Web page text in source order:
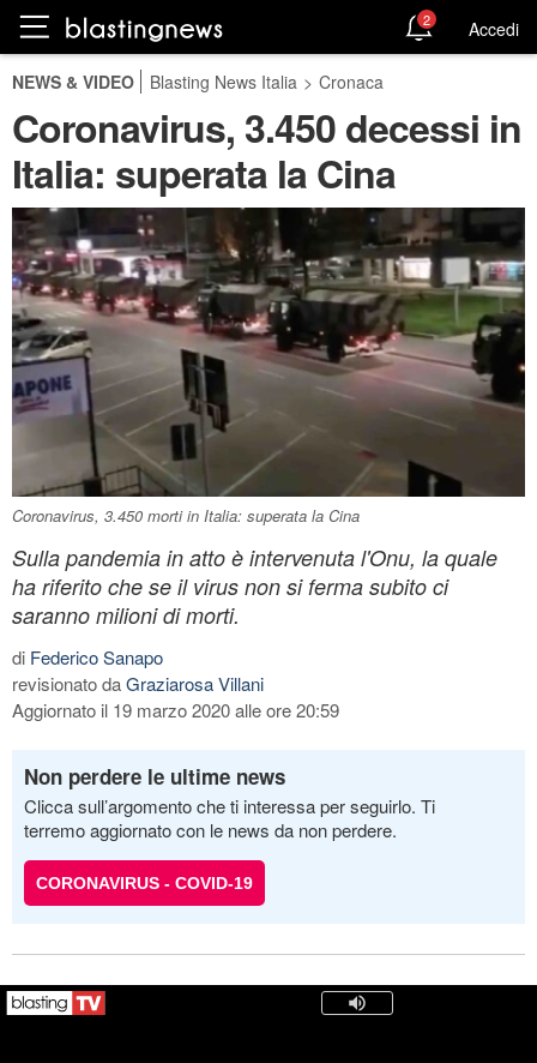
2 Accedi
NEWS & VIDEO Blasting News Italia > Cronaca
Coronavirus, 3.450 decessi in
Italia: superata la Cina
Coronavirus, 3.450 morti in Italia: superata la Cina
Sulla pandemia in atto è intervenuta l'Onu, la quale
ha riferito che se il virus non si ferma subito ci
saranno milioni di morti.
di Federico Sanapo
revisionato daGraziarosa Villani
Aggiornato il 19 marzo 2020 alle ore 20:59
Non perdere le ultime news
Clicca sull’argomento che ti interessa per seguirlo. Ti
terremo aggiornato con le news da non perdere.
CORONAVIRUS - COVID-19